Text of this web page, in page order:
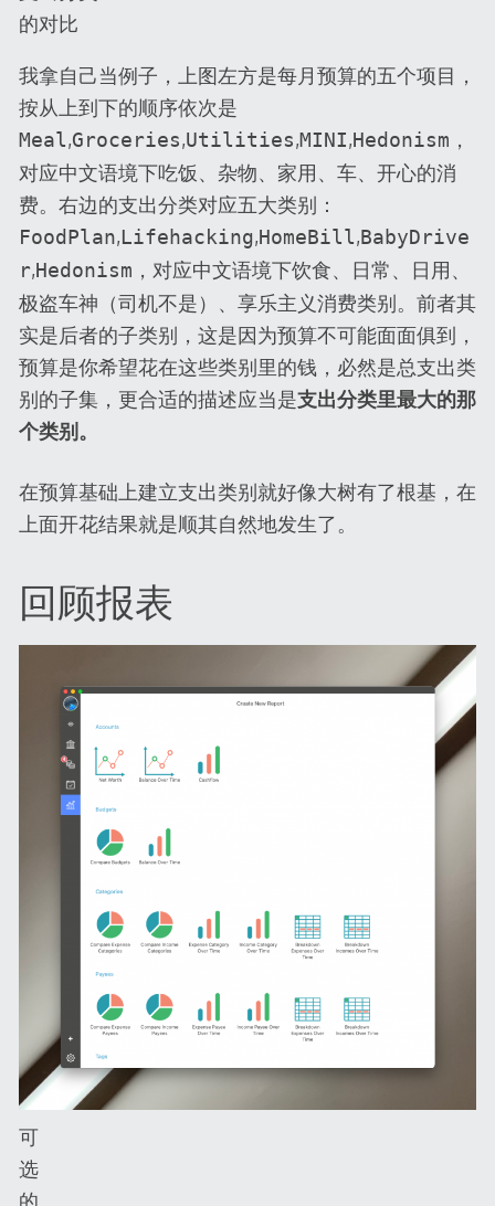
的对比
我拿自己当例子，上图左方是每月预算的五个项目，
按从上到下的顺序依次是
Meal,Groceries,Utilities,MINI,Hedonism ，
对应中文语境下吃饭、杂物、家用、车、开心的消
费。右边的支出分类对应五大类别：
FoodPlan,Lifehacking,HomeBill,BabyDrive
r,Hedonism ，对应中文语境下饮食、日常、日用、
极盗车神（司机不是）、享乐主义消费类别。前者其
实是后者的子类别，这是因为预算不可能面面俱到，
预算是你希望花在这些类别里的钱，必然是总支出类
别的子集，更合适的描述应当是支出分类里最大的那
个类别。
在预算基础上建立支出类别就好像大树有了根基，在
上面开花结果就是顺其自然地发生了。
回顾报表
可
选
的